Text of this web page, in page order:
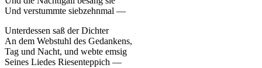
Und verstummte siebzehnmal —
Unterdessen saß der Dichter
An dem Webstuhl des Gedankens,
Tag und Nacht, und webte emsig
Seines Liedes Riesenteppich —